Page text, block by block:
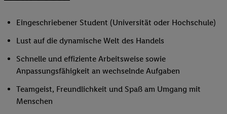
Eingeschriebener Student (Universität oder Hochschule)
Lust auf die dynamische Welt des Handels
Schnelle und effiziente Arbeitsweise sowie
Anpassungsfähigkeit an wechselnde Aufgaben
Teamgeist, Freundlichkeit und Spaß am Umgang mit
Menschen